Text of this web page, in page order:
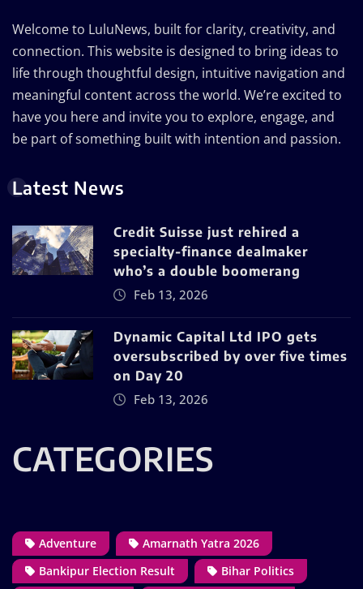
Welcome to LuluNews, built for clarity, creativity, and
connection. This website is designed to bring ideas to
life through thoughtful design, intuitive navigation and
meaningful content across the world. We’re excited to
have you here and invite you to explore, engage, and
be part of something built with intention and passion.
Latest News
Credit Suisse just rehired a
specialty-finance dealmaker
who’s a double boomerang
Feb 13, 2026
Dynamic Capital Ltd IPO gets
oversubscribed by over five times
on Day 20
Feb 13, 2026
CATEGORIES
Adventure
Amarnath Yatra 2026
Bankipur Election Result
Bihar Politics